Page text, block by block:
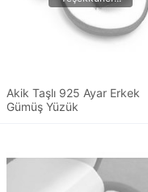
Akik Taşlı 925 Ayar Erkek
Gümüş Yüzük